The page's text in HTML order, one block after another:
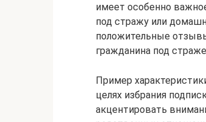
имеет особенно
под стражу или
положительные
гражданина под
Пример
целях избрания
акцентировать